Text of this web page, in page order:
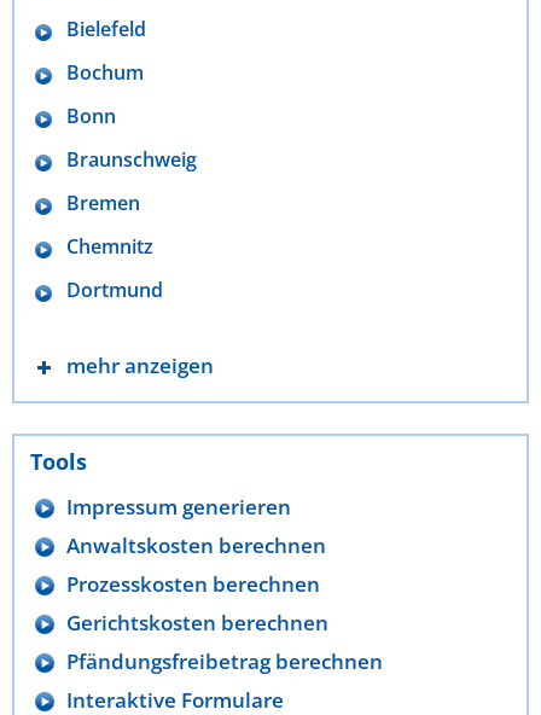
Bielefeld
Bochum
Bonn
Braunschweig
Bremen
Chemnitz
Dortmund
mehr anzeigen
Tools
Impressum generieren
Anwaltskosten berechnen
Prozesskosten berechnen
Gerichtskosten berechnen
Pfändungsfreibetrag berechnen
Interaktive Formulare